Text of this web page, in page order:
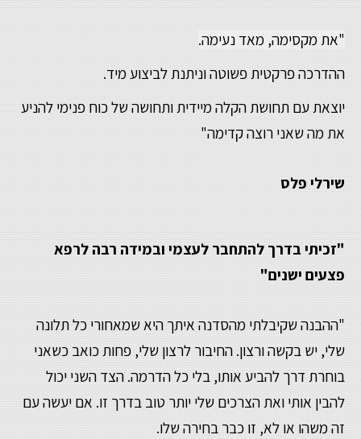
"את מקסימה, מאד נעימה.
ההדרכה פרקטית פשוטה וניתנת לביצוע מיד.
יוצאת עם תחושת הקלה מיידית ותחושה של כוח פנימי להניע
את מה שאני רוצה קדימה"
שירלי פלס
"זכיתי בדרך להתחבר לעצמי ובמידה רבה לרפא
פצעים ישנים"
"ההבנה שקיבלתי מהסדנה איתך היא שמאחורי כל תלונה
שלי, יש בקשה ורצון. החיבור לרצון שלי, פחות כואב כשאני
בוחרת דרך להביע אותו, בלי כל הדרמה. הצד השני יכול
להבין אותי ואת הצרכים שלי יותר טוב בדרך זו. אם יעשה עם
זה משהו או לא, זו כבר בחירה שלו.